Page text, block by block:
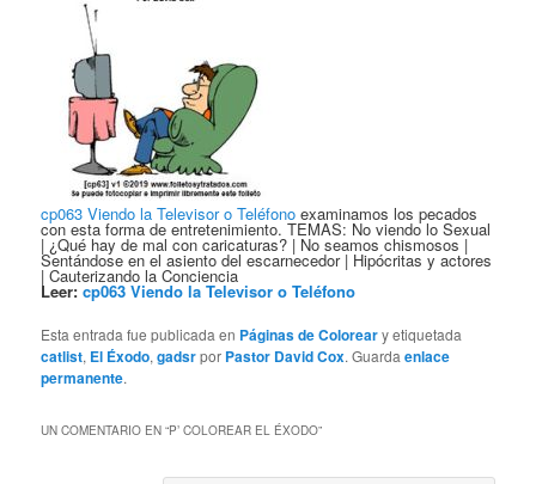
cp063 Viendo la Televisor o Teléfono examinamos los pecados
con esta forma de entretenimiento. TEMAS: No viendo lo Sexual
| ¿Qué hay de mal con caricaturas? | No seamos chismosos |
Sentándose en el asiento del escarnecedor | Hipócritas y actores
| Cauterizando la Conciencia
Leer:cp063 Viendo la Televisor o Teléfono
Esta entrada fue publicada en Páginas de Coloreary etiquetada
catlist, El Éxodo,gadsrpor Pastor David Cox. Guardaenlace
permanente.
UN COMENTARIO EN “P’ COLOREAR EL ÉXODO”